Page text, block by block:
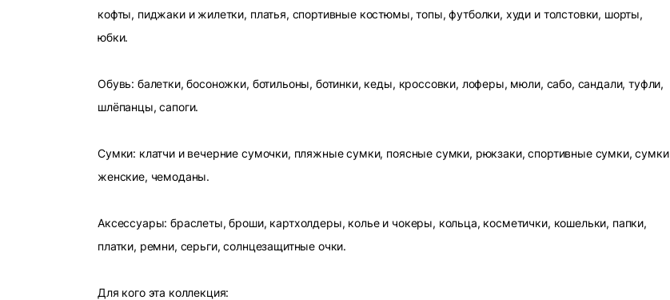
кофты, пиджаки и жилетки, платья, спортивные костюмы, топы, футболки, худи и толстовки, шорты,
юбки.
Обувь: балетки, босоножки, ботильоны, ботинки, кеды, кроссовки, лоферы, мюли, сабо, сандали, туфли,
шлёпанцы, сапоги.
Сумки: клатчи и вечерние сумочки, пляжные сумки, поясные сумки, рюкзаки, спортивные сумки, сумки
женские, чемоданы.
Аксессуары: браслеты, броши, картхолдеры, колье и чокеры, кольца, косметички, кошельки, папки,
платки, ремни, серьги, солнцезащитные очки.
Для кого эта коллекция: